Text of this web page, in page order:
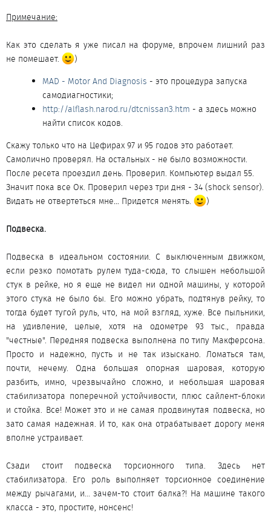
Примечание:
Как это сделать я уже писал на форуме, впрочем лишний раз
не помешает.
)​
MAD - Motor And Diagnosis - это процедура запуска
самодиагностики;
http://alflash.narod.ru/dtcnissan3.htm - а здесь можно
найти список кодов.
Скажу только что на Цефирах 97 и 95 годов это работает.
Самолично проверял. На остальных - не было возможности.
После ресета проездил день. Проверил. Компьютер выдал 55.
Значит пока все Ок. Проверил через три дня - 34 (shock sensor).
Видать не отвертеться мне… Придется менять.
)
Подвеска.
Подвеска в идеальном состоянии. С выключенным движком,
если резко помотать рулем туда-сюда, то слышен небольшой
стук в рейке, но я еще не видел ни одной машины, у которой
этого стука не было бы. Его можно убрать, подтянув рейку, то
тогда будет тугой руль, что, на мой взгляд, хуже. Все пыльники,
на удивление, целые, хотя на одометре 93 тыс., правда
"честные". Передняя подвеска выполнена по типу Макферсона.
Просто и надежно, пусть и не так изыскано. Ломаться там,
почти, нечему. Одна большая опорная шаровая, которую
разбить, имно, чрезвычайно сложно, и небольшая шаровая
стабилизатора поперечной устойчивости, плюс сайлент-блоки
и стойка. Все! Может это и не самая продвинутая подвеска, но
зато самая надежная. И то, как она отрабатывает дорогу меня
вполне устраивает.
Сзади стоит подвеска торсионного типа. Здесь нет
стабилизатора. Его роль выполняет торсионное соединение
между рычагами, и... зачем-то стоит балка?! На машине такого
класса - это, простите, нонсенс!